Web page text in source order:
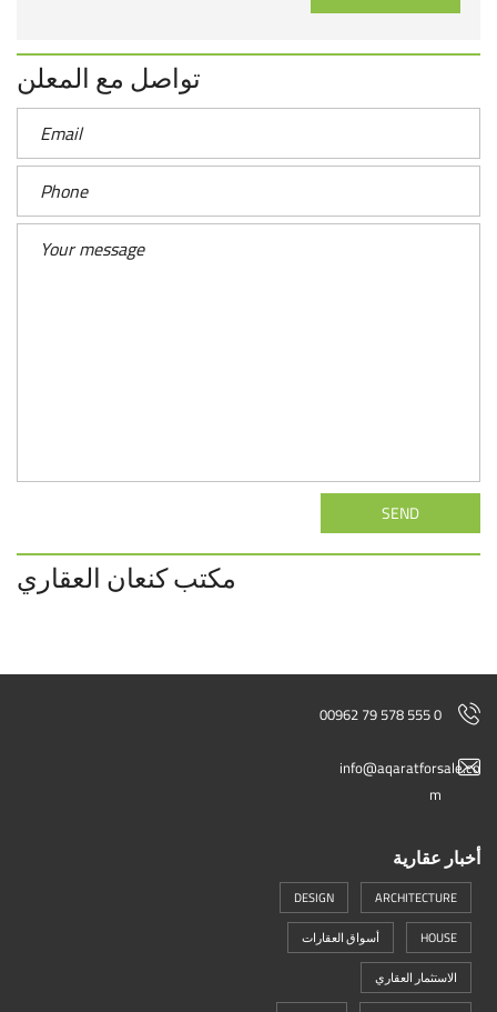
تواصل مع المعلن
SEND
مكتب كنعان العقاري
00962 79 578 555 0
info@aqaratforsale.co
m
أخبار عقارية
ARCHITECTURE
DESIGN
HOUSE
أسواق العقارات
الاستثمار العقاري